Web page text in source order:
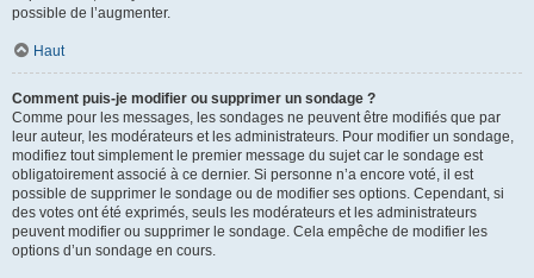
possible de l’augmenter.
Haut
Comment puis-je modifier ou supprimer un sondage ?
Comme pour les messages, les sondages ne peuvent être modifiés que par
leur auteur, les modérateurs et les administrateurs. Pour modifier un sondage,
modifiez tout simplement le premier message du sujet car le sondage est
obligatoirement associé à ce dernier. Si personne n’a encore voté, il est
possible de supprimer le sondage ou de modifier ses options. Cependant, si
des votes ont été exprimés, seuls les modérateurs et les administrateurs
peuvent modifier ou supprimer le sondage. Cela empêche de modifier les
options d’un sondage en cours.